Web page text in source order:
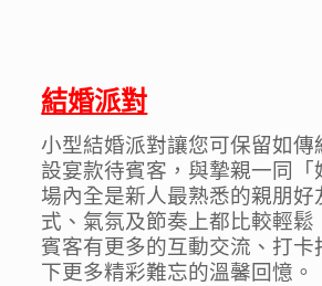
結婚派對
小型結婚派對讓您可保留如傳
設宴款待賓客，與摯親一同「
場內全是新人最熟悉的親朋好
式、氣氛及節奏上都比較輕鬆
賓客有更多的互動交流、打卡
下更多精彩難忘的溫馨回憶。